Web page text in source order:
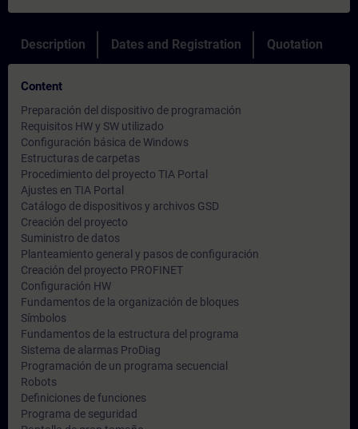
Description Dates and Registration Quotation
Content
Preparación del dispositivo de programación
Requisitos HW y SW utilizado
Configuración básica de Windows
Estructuras de carpetas
Procedimiento del proyecto TIA Portal
Ajustes en TIA Portal
Catálogo de dispositivos y archivos GSD
Creación del proyecto
Suministro de datos
Planteamiento general y pasos de configuración
Creación del proyecto PROFINET
Configuración HW
Fundamentos de la organización de bloques
Símbolos
Fundamentos de la estructura del programa
Sistema de alarmas ProDiag
Programación de un programa secuencial
Robots
Definiciones de funciones
Programa de seguridad